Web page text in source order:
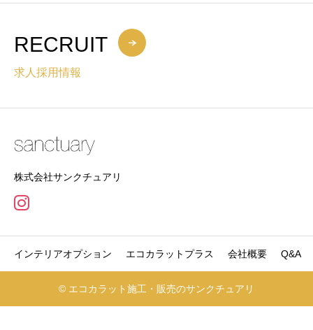
RECRUIT
求人採用情報
株式会社サンクチュアリ
インテリアオプション エコカラットプラス 会社概要 Q&A
© エコカラット施工・販売のサンクチュアリ